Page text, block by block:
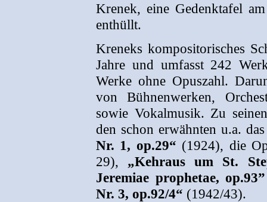
Krenek, eine Gedenktafel
enthüllt.
Kreneks kompositorisches
Jahre und umfasst 242
Werke ohne Opuszahl.
von Bühnenwerken,
sowie Vokalmusik. Zu
den schon erwähnten u.a.
Nr. 1, op.29“ (1924), die
29), „Kehraus um St.
Jeremiae prophetae, op.93”
Nr. 3, op.92/4“ (1942/43).